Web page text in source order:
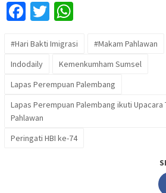
Facebook
Twitter
#Hari Bakti Imigrasi #Makam Pahlawan
Indodaily
Kemenkumham Sumsel
Lapas Perempuan Palembang
Lapas Perempuan Palembang ikuti Upacara
Pahlawan
Peringati HBI ke-74